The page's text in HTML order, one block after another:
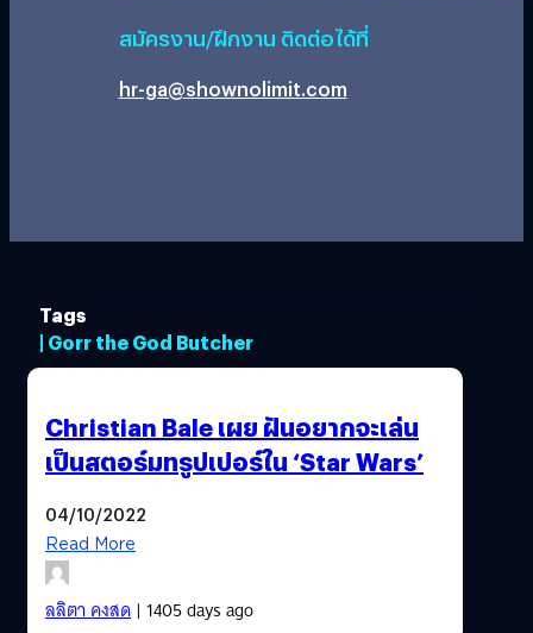
สมัครงาน/ฝึกงาน ติดต่อได้ที่
hr-ga@shownolimit.com
Tags
| Gorr the God Butcher
Christian Bale เผย ฝันอยากจะเล่น
เป็นสตอร์มทรูปเปอร์ใน ‘Star Wars’
04/10/2022
Read More
ลลิตา คงสด| 1405 days ago